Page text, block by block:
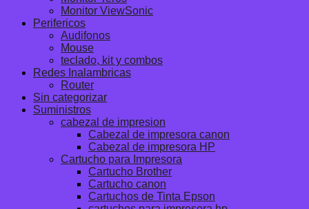
Monitor ViewSonic
Perifericos
Audifonos
Mouse
teclado, kit y combos
Redes Inalambricas
Router
Sin categorizar
Suministros
cabezal de impresion
Cabezal de impresora canon
Cabezal de impresora HP
Cartucho para Impresora
Cartucho Brother
Cartucho canon
Cartuchos de Tinta Epson